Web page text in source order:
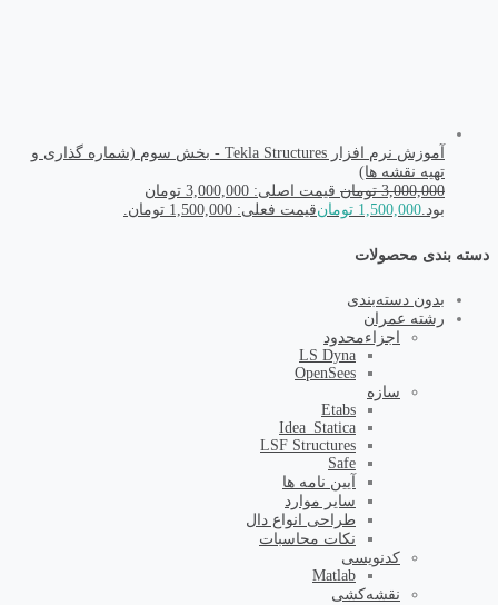
آموزش نرم افزار Tekla Structures - بخش سوم (شماره گذاری و
تهیه نقشه ها)
3,000,000 تومان
قیمت اصلی: 3,000,000 تومان
بود.1,500,000 تومانقیمت فعلی: 1,500,000 تومان.
دسته بندی محصولات
بدون دسته‌بندی
رشته عمران
اجزاء‌محدود
LS Dyna
OpenSees
سازه
Etabs
Idea_Statica
LSF Structures
Safe
آیین نامه ها
سایر موارد
طراحی انواع دال
نکات محاسبات
کد‌نویسی
Matlab
نقشه‌کشی